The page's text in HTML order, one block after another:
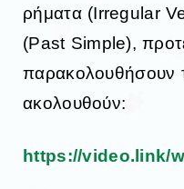
ρήματα (Irregular
(Past Simple),
παρακολουθήσουν
ακολουθούν:
https://video.link/